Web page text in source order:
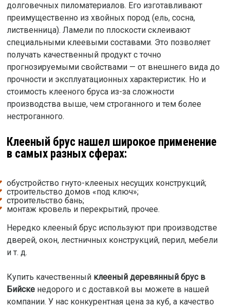
долговечных пиломатериалов. Его изготавливают
преимущественно из хвойных пород (ель, сосна,
лиственница). Ламели по плоскости склеивают
специальными клеевыми составами. Это позволяет
получать качественный продукт с точно
прогнозируемыми свойствами — от внешнего вида до
прочности и эксплуатационных характеристик. Но и
стоимость клееного бруса из-за сложности
производства выше, чем строганного и тем более
нестроганного.
Клееный брус нашел широкое применение
в самых разных сферах:
обустройство гнуто-клееных несущих конструкций;
строительство домов «под ключ»;
строительство бань;
монтаж кровель и перекрытий, прочее.
Нередко клееный брус используют при производстве
дверей, окон, лестничных конструкций, перил, мебели
и т. д.
Купить качественный клееный деревянный брус в
Бийскенедорого и с доставкой вы можете в нашей
компании. У нас конкурентная цена за куб, а качество